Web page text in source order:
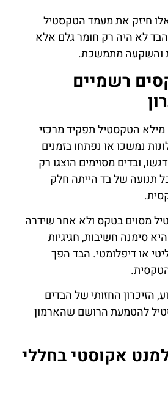
חיזק את מעמד הטקסטיל
לא היה רק חומר גלם אלא
והשקעה מתמשכת.
רשמיים
הטקסטיל תפקיד מרכזי
נמשכו או נפתחו בזמנים
ובדים מסוימים הוצגו רק
תנועה של בד הייתה חלק
מסוים בטקס ולא אחר שידרה
סימנה חשיבות, חגיגיות
או דיפלומטי. הבד הפך
הזיכרון החזותי של הבדים
להטמעת הרושם שהארמון
אקוסטי בחללי